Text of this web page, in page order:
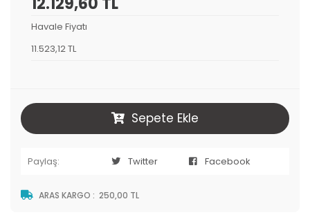
Havale Fiyatı
11.523,12 TL
Sepete Ekle
Paylaş: Twitter Facebook
ARAS KARGO : 250,00 TL